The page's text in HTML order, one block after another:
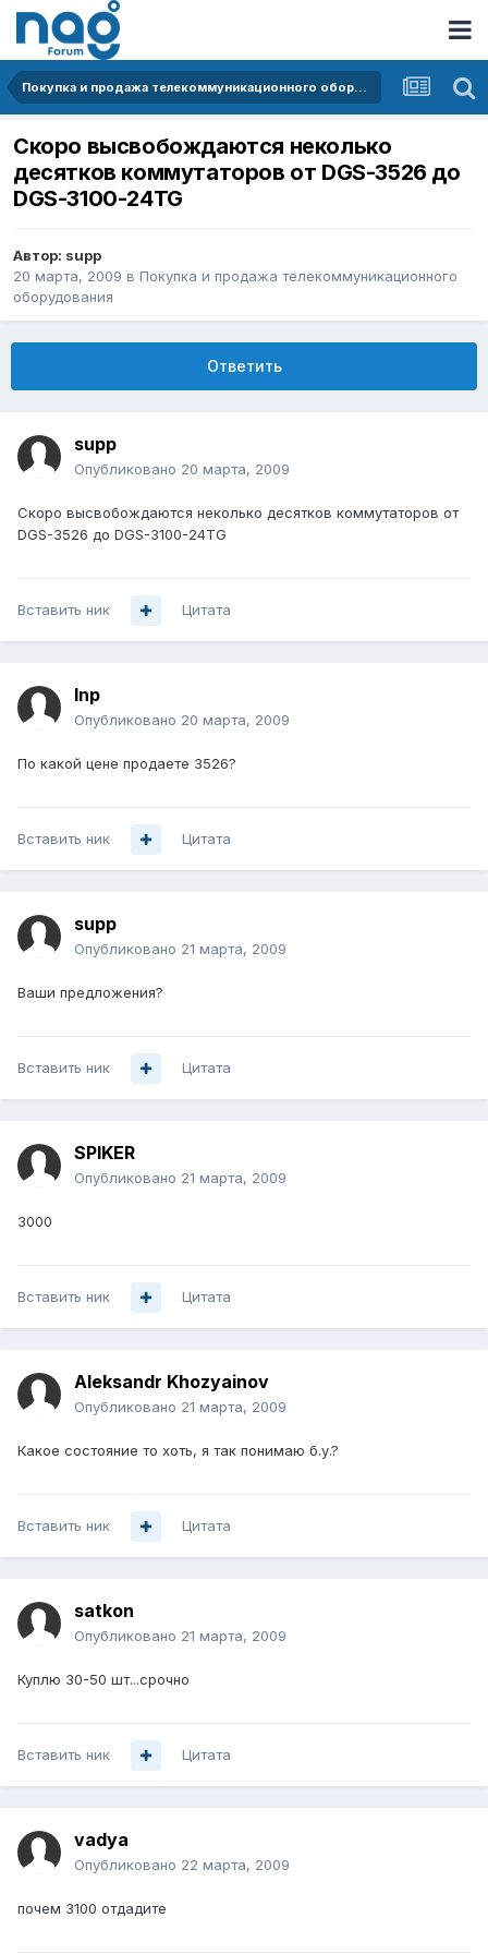
Покупка и продажа телекоммуникационного оборудования
Скоро высвобождаются неколько
десятков коммутаторов от DGS-3526 до
DGS-3100-24TG
Автор: supp
20 марта, 2009 в Покупка и продажа телекоммуникационного
оборудования
Ответить
supp
Опубликовано 20 марта, 2009
Скоро высвобождаются неколько десятков коммутаторов от
DGS-3526 до DGS-3100-24TG
Вставить ник Цитата
Inp
Опубликовано 20 марта, 2009
По какой цене продаете 3526?
Вставить ник Цитата
supp
Опубликовано 21 марта, 2009
Ваши предложения?
Вставить ник Цитата
SPIKER
Опубликовано 21 марта, 2009
3000
Вставить ник Цитата
Aleksandr Khozyainov
Опубликовано 21 марта, 2009
Какое состояние то хоть, я так понимаю б.у.?
Вставить ник Цитата
satkon
Опубликовано 21 марта, 2009
Куплю 30-50 шт...срочно
Вставить ник Цитата
vadya
Опубликовано 22 марта, 2009
почем 3100 отдадите